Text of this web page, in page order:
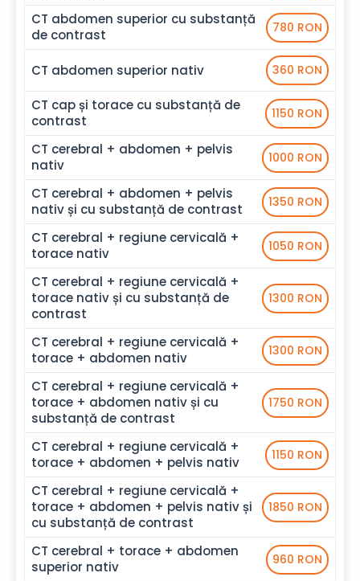
CT abdomen superior cu substanță
de contrast
780 RON
CT abdomen superior nativ 360 RON
CT cap și torace cu substanță de
contrast
1150 RON
CT cerebral + abdomen + pelvis
nativ
1000 RON
CT cerebral + abdomen + pelvis
nativ și cu substanță de contrast
1350 RON
CT cerebral + regiune cervicală +
torace nativ
1050 RON
CT cerebral + regiune cervicală +
torace nativ și cu substanță de
contrast
1300 RON
CT cerebral + regiune cervicală +
torace + abdomen nativ
1300 RON
CT cerebral + regiune cervicală +
torace + abdomen nativ și cu
substanță de contrast
1750 RON
CT cerebral + regiune cervicală +
torace + abdomen + pelvis nativ
1150 RON
CT cerebral + regiune cervicală +
torace + abdomen + pelvis nativ și
cu substanță de contrast
1850 RON
CT cerebral + torace + abdomen
superior nativ
960 RON